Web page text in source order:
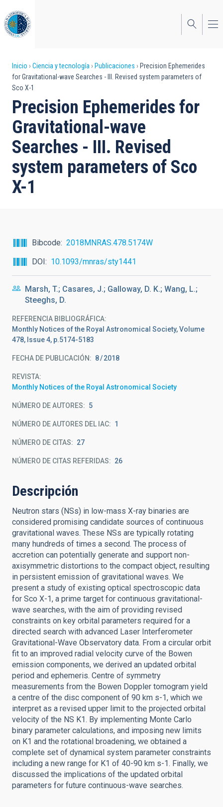
al
contenido
principal
Sobrescribir
enlaces
de
ayuda
a
la
navegación
Inicio Ciencia y tecnología Publicaciones
Precision Ephemerides
for Gravitational-wave Searches - III. Revised system parameters of
Sco X-1
Precision Ephemerides for
Gravitational-wave
Searches - III. Revised
system parameters of Sco
X-1
Bibcode
2018MNRAS.478.5174W
DOI
10.1093/mnras/sty1441
Marsh, T.; Casares, J.; Galloway, D. K.; Wang, L.;
Steeghs, D.
REFERENCIA BIBLIOGRÁFICA
Monthly Notices of the Royal Astronomical Society, Volume
478, Issue 4, p.5174-5183
FECHA DE PUBLICACIÓN: 8 2018
REVISTA
Monthly Notices of the Royal Astronomical Society
NÚMERO DE AUTORES 5
NÚMERO DE AUTORES DEL IAC 1
NÚMERO DE CITAS 27
NÚMERO DE CITAS REFERIDAS 26
Descripción
Neutron stars (NSs) in low-mass X-ray binaries are
considered promising candidate sources of continuous
gravitational waves. These NSs are typically rotating
many hundreds of times a second. The process of
accretion can potentially generate and support non-
axisymmetric distortions to the compact object, resulting
in persistent emission of gravitational waves. We
present a study of existing optical spectroscopic data
for Sco X-1, a prime target for continuous gravitational-
wave searches, with the aim of providing revised
constraints on key orbital parameters required for a
directed search with advanced Laser Interferometer
Gravitational-Wave Observatory data. From a circular orbit
fit to an improved radial velocity curve of the Bowen
emission components, we derived an updated orbital
period and ephemeris. Centre of symmetry
measurements from the Bowen Doppler tomogram yield
a centre of the disc component of 90 km s-1, which we
interpret as a revised upper limit to the projected orbital
velocity of the NS K1. By implementing Monte Carlo
binary parameter calculations, and imposing new limits
on K1 and the rotational broadening, we obtained a
complete set of dynamical system parameter constraints
including a new range for K1 of 40-90 km s-1. Finally, we
discussed the implications of the updated orbital
parameters for future continuous-wave searches.